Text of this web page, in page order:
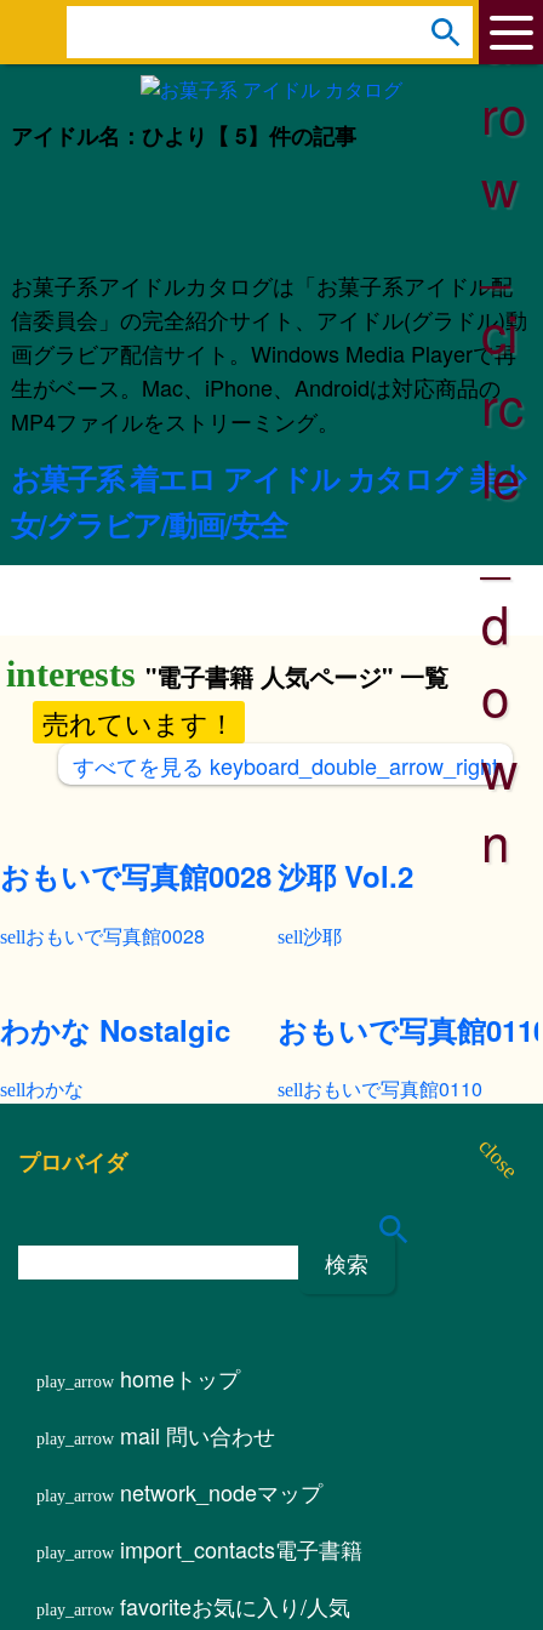
アイドル名：ひより 【 5】件の記事
お菓子系アイドルカタログは「お菓子系アイドル配
信委員会」の完全紹介サイト、アイドル(グラドル)動
画グラビア配信サイト。Windows Media Playerで再
生がベース。Mac、iPhone、Androidは対応商品の
MP4ファイルをストリーミング。
お菓子系 着エロ アイドル カタログ 美少
女/グラビア/動画/安全
e
r
ar
ro
w
_
ci
rc
le
_
d
o
w
n
"電子書籍 人気ページ" 一覧
売れています！
すべてを見る keyboard_double_arrow_right
おもいで写真館0028
おもいで写真館0028
わかな Nostalgic
わかな
沙耶 Vol.2
沙耶
おもいで写真館
おもいで写真館0110
プロバイダ
home トップ
mail 問い合わせ
network_nodeマップ
import_contacts電子書籍
favoriteお気に入り/人気